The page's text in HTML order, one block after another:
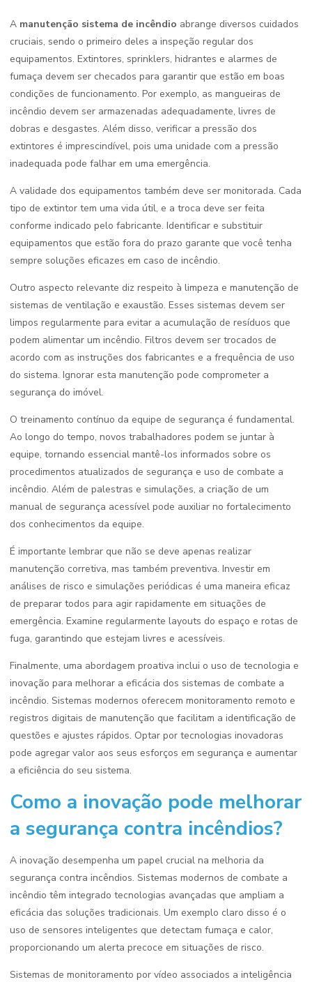
A manutenção sistema de incêndio abrange diversos cuidados
cruciais, sendo o primeiro deles a inspeção regular dos
equipamentos. Extintores, sprinklers, hidrantes e alarmes de
fumaça devem ser checados para garantir que estão em boas
condições de funcionamento. Por exemplo, as mangueiras de
incêndio devem ser armazenadas adequadamente, livres de
dobras e desgastes. Além disso, verificar a pressão dos
extintores é imprescindível, pois uma unidade com a pressão
inadequada pode falhar em uma emergência.
A validade dos equipamentos também deve ser monitorada. Cada
tipo de extintor tem uma vida útil, e a troca deve ser feita
conforme indicado pelo fabricante. Identificar e substituir
equipamentos que estão fora do prazo garante que você tenha
sempre soluções eficazes em caso de incêndio.
Outro aspecto relevante diz respeito à limpeza e manutenção de
sistemas de ventilação e exaustão. Esses sistemas devem ser
limpos regularmente para evitar a acumulação de resíduos que
podem alimentar um incêndio. Filtros devem ser trocados de
acordo com as instruções dos fabricantes e a frequência de uso
do sistema. Ignorar esta manutenção pode comprometer a
segurança do imóvel.
O treinamento contínuo da equipe de segurança é fundamental.
Ao longo do tempo, novos trabalhadores podem se juntar à
equipe, tornando essencial mantê-los informados sobre os
procedimentos atualizados de segurança e uso de combate a
incêndio. Além de palestras e simulações, a criação de um
manual de segurança acessível pode auxiliar no fortalecimento
dos conhecimentos da equipe.
É importante lembrar que não se deve apenas realizar
manutenção corretiva, mas também preventiva. Investir em
análises de risco e simulações periódicas é uma maneira eficaz
de preparar todos para agir rapidamente em situações de
emergência. Examine regularmente layouts do espaço e rotas de
fuga, garantindo que estejam livres e acessíveis.
Finalmente, uma abordagem proativa inclui o uso de tecnologia e
inovação para melhorar a eficácia dos sistemas de combate a
incêndio. Sistemas modernos oferecem monitoramento remoto e
registros digitais de manutenção que facilitam a identificação de
questões e ajustes rápidos. Optar por tecnologias inovadoras
pode agregar valor aos seus esforços em segurança e aumentar
a eficiência do seu sistema.
Como a inovação pode melhorar
a segurança contra incêndios?
A inovação desempenha um papel crucial na melhoria da
segurança contra incêndios. Sistemas modernos de combate a
incêndio têm integrado tecnologias avançadas que ampliam a
eficácia das soluções tradicionais. Um exemplo claro disso é o
uso de sensores inteligentes que detectam fumaça e calor,
proporcionando um alerta precoce em situações de risco.
Sistemas de monitoramento por vídeo associados a inteligência